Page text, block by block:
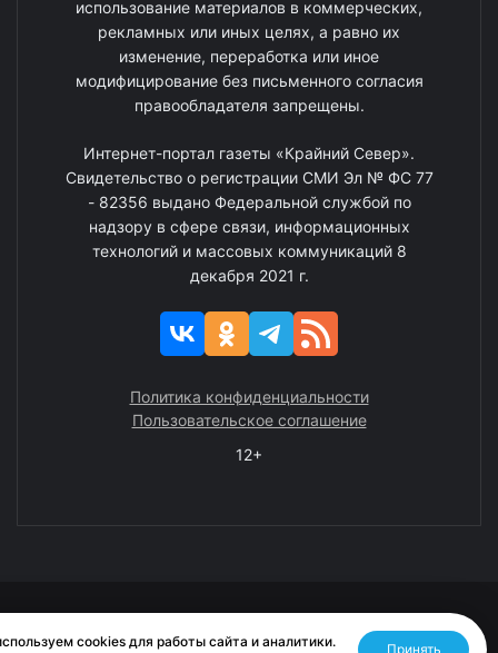
использование материалов в коммерческих,
рекламных или иных целях, а равно их
изменение, переработка или иное
модифицирование без письменного согласия
правообладателя запрещены.
Интернет-портал газеты «Крайний Север».
Свидетельство о регистрации СМИ Эл № ФС 77
- 82356 выдано Федеральной службой по
надзору в сфере связи, информационных
технологий и массовых коммуникаций 8
декабря 2021 г.
Политика конфиденциальности
Пользовательское соглашение
12+
cookies для работы сайта и аналитики.
Принять